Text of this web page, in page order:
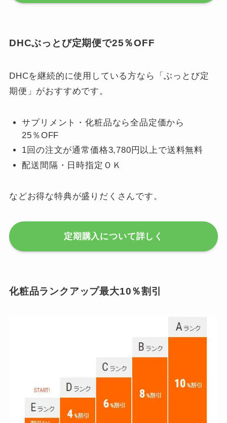
DHCぶっとび定期便で25％OFF
DHCを継続的に使用している方なら「ぶっとび定
期便」がおすすめです。
サプリメント・化粧品なら全品定価から
25％OFF
1回の注文が通常価格3,780円以上で送料無料
配送間隔・日時指定ＯＫ
などお得な特典が盛りだくさんです。
定期購入について詳しく
化粧品ランクアップ最大10％割引